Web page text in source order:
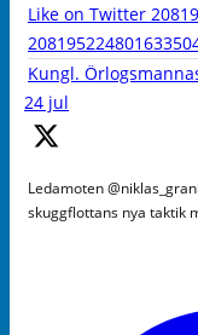
Like on Twitter
Kungl.
24 jul
Ledamoten
skuggflottans nya taktik